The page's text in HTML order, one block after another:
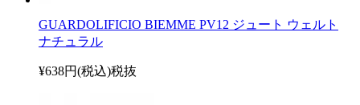
GUARDOLIFICIO BIEMME PV12 ジュート ウェルト
ナチュラル
¥638円(税込)税抜